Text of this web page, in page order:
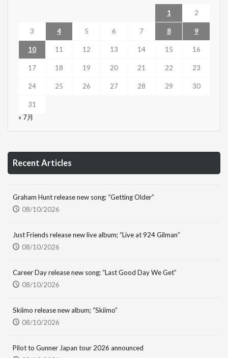
1 2
3 4 5 6 7 8 9
10 11 12 13 14 15 16
17 18 19 20 21 22 23
24 25 26 27 28 29 30
31
« 7月
Recent Articles
Graham Hunt release new song; “Getting Older”
08/10/2026
Just Friends release new live album; “Live at 924 Gilman”
08/10/2026
Career Day release new song; “Last Good Day We Get”
08/10/2026
Skiimo release new album; “Skiimo”
08/10/2026
Pilot to Gunner Japan tour 2026 announced